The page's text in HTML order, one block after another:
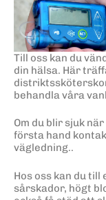
Till oss kan du
din hälsa. Här
behandla våra
Om du blir sjuk
första hand
vägledning..
Hos oss kan du
sårskador, högt